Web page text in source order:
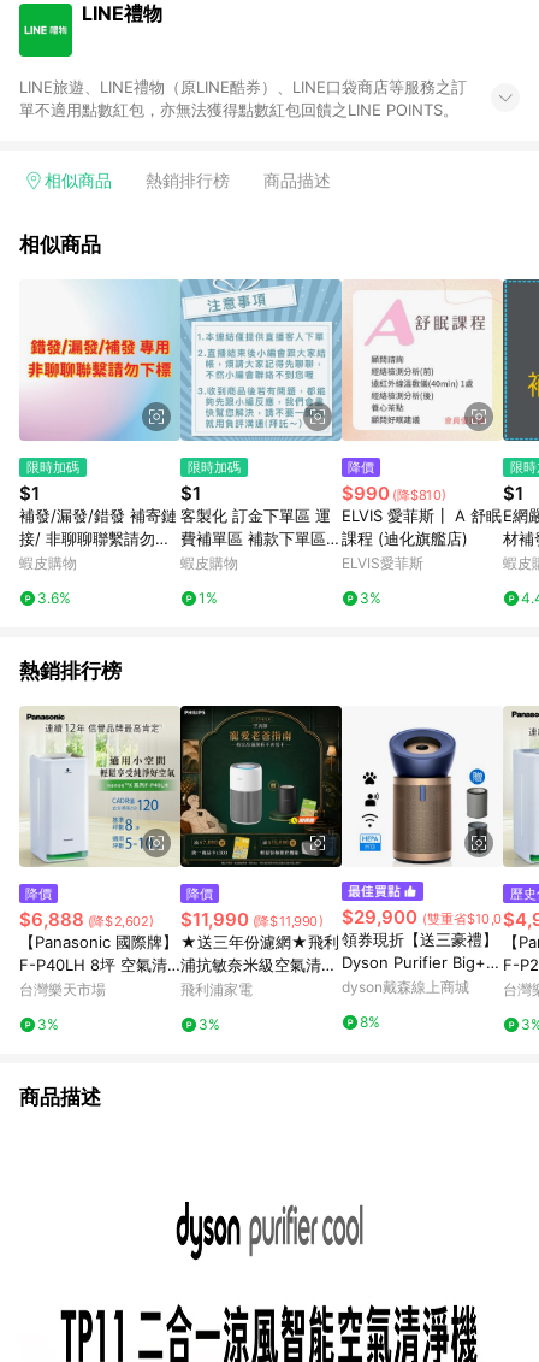
LINE禮物
LINE旅遊、LINE禮物（原LINE酷券）、LINE口袋商店等服務之訂
單不適用點數紅包，亦無法獲得點數紅包回饋之LINE POINTS。
相似商品 熱銷排行榜 商品描述
相似商品
限時加碼
$1
補發/漏發/錯發 補寄鏈
接/ 非聊聊聯繫請勿下
標
蝦皮購物
3.6%
限時加碼
$1
客製化 訂金下單區 運
費補單區 補款下單區
直播下單區 12小時出
欄貓屋 好享來KIDS PA
蝦皮購物
1%
降價
$990 (降$810)
ELVIS 愛菲斯┃ A 舒眠
課程 (迪化旗艦店)
ELVIS愛菲斯
3%
限
$1
E網
材補
場
蝦皮
熱銷排行榜
降價
$6,888 (降$2,602)
【Panasonic 國際牌】
F-P40LH 8坪 空氣清
淨機【三井3C】
台灣樂天市場
3%
降價
$11,990 (降$11,990)
★送三年份濾網★飛利
浦抗敏奈米級空氣清淨
機(AC2220/80)-適用2
飛利浦家電
3%
$29,900 (雙重省$10,000)
領券現折【送三豪禮】
Dyson Purifier Big+Q
uiet Formaldehyde 強
淨機 BP04 (普魯士藍
dyson戴森線上商城
8%
歷
【
F-
淨機
台灣
商品描述